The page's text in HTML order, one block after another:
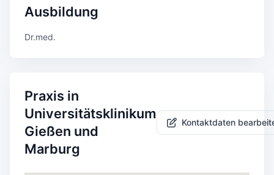
Ausbildung
Dr.med.
Praxis in
Universitätsklinikum
Gießen und
Marburg
Kontaktdaten